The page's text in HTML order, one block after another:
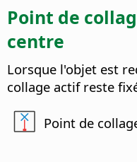
Point de
centre
Lorsque l'objet est
collage actif reste
Point de